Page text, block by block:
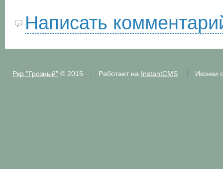
Написать
Ркр "Грозный"© 2015 Работает на InstantCMS Иконки